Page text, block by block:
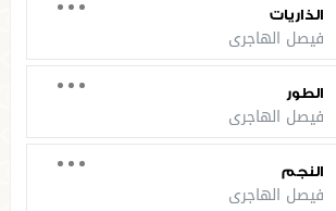
الذاريات
فيصل الهاجري
الطور
فيصل الهاجري
النجم
فيصل الهاجري